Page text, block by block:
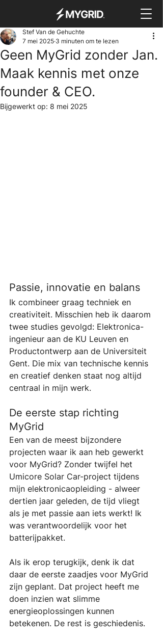
Geen MyGrid zonder Jan.
Maak kennis met onze
founder & CEO.
Stef Van de Gehuchte
7 mei 2025 3 minuten om te lezen
Bijgewerkt op: 8 mei 2025
Passie, innovatie en balans
Ik combineer graag techniek en
creativiteit. Misschien heb ik daarom
twee studies gevolgd: Elektronica-
ingenieur aan de KU Leuven en
Productontwerp aan de Universiteit
Gent. Die mix van technische kennis
en creatief denken staat nog altijd
centraal in mijn werk.
De eerste stap richting
MyGrid
Een van de meest bijzondere
projecten waar ik aan heb gewerkt
voor MyGrid? Zonder twijfel het
Umicore Solar Car-project tijdens
mijn elektronicaopleiding - alweer
dertien jaar geleden, de tijd vliegt
als je met passie aan iets werkt! Ik
was verantwoordelijk voor het
batterijpakket.
Als ik erop terugkijk, denk ik dat
daar de eerste zaadjes voor MyGrid
zijn geplant. Dat project heeft me
doen inzien wat slimme
energieoplossingen kunnen
betekenen. De rest is geschiedenis.